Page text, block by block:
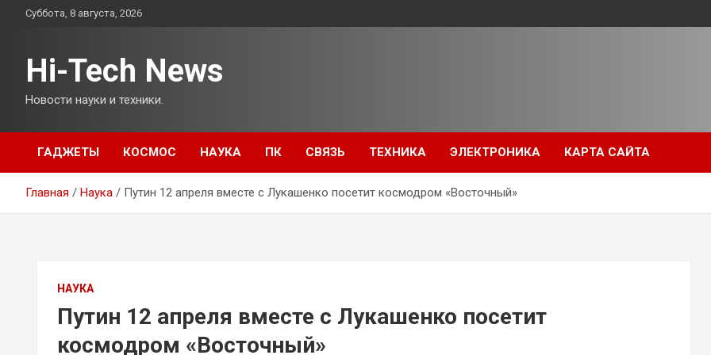
ПерейтиСуббота, 8 августа, 2026
Hi-Tech News
Новости науки и техники.
ГАДЖЕТЫ КОСМОС НАУКА ПК СВЯЗЬ ТЕХНИКА ЭЛЕКТРОНИКА КАРТА САЙТА
Главная Наука Путин 12 апреля вместе с Лукашенко посетит космодром «Восточный»
НАУКА
Путин 12 апреля вместе с Лукашенко посетит
космодром «Восточный»